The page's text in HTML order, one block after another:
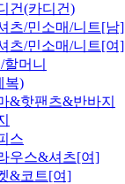
건(카디건)
츠/민소매/니트[남]
츠/민소매/니트[여]
머니
복)
&핫팬츠&반바지
스
우스&셔츠[여]
&코트[여]